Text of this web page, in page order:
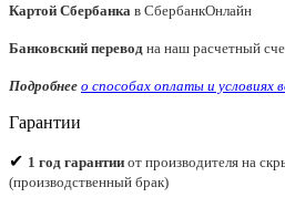
Картой Сбербанка в СбербанкОнлайн
Банковский перевод на наш расчетный
Подробнее о способах оплаты и условиях
Гарантии
✔ 1 год гарантии от производителя на
(производственный брак)